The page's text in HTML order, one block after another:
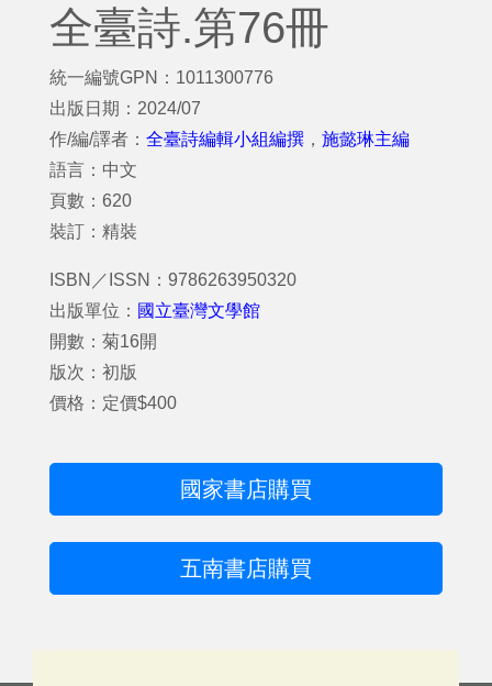
全臺詩.第76冊
統一編號GPN：1011300776
出版日期：2024/07
作/編/譯者： 全臺詩編輯小組編撰 ， 施懿琳主編
語言：中文
頁數：620
裝訂：精裝
ISBN／ISSN：9786263950320
出版單位： 國立臺灣文學館
開數：菊16開
版次：初版
價格：定價$400
國家書店購買
五南書店購買